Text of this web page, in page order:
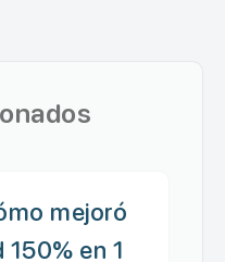
mejoró
en 1